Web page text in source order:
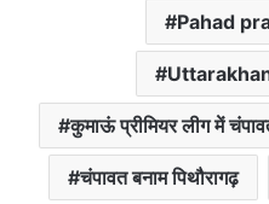
Pahad
कुमाऊं प्रीमियर लीग में
चंपावत बनाम पिथौरागढ़